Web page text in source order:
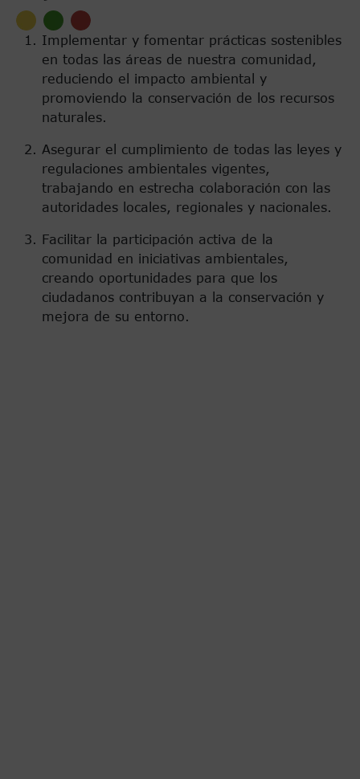
Implementar y fomentar prácticas sostenibles
en todas las áreas de nuestra comunidad,
reduciendo el impacto ambiental y
promoviendo la conservación de los recursos
naturales.
Asegurar el cumplimiento de todas las leyes y
regulaciones ambientales vigentes,
trabajando en estrecha colaboración con las
autoridades locales, regionales y nacionales.
Facilitar la participación activa de la
comunidad en iniciativas ambientales,
creando oportunidades para que los
ciudadanos contribuyan a la conservación y
mejora de su entorno.